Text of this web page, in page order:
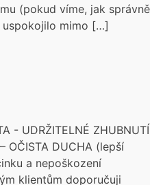
(pokud víme, jak správně
uspokojilo mimo […]
- UDRŽITELNÉ ZHUBNUTÍ
OČISTA DUCHA (lepší
a nepoškození
klientům doporučuji